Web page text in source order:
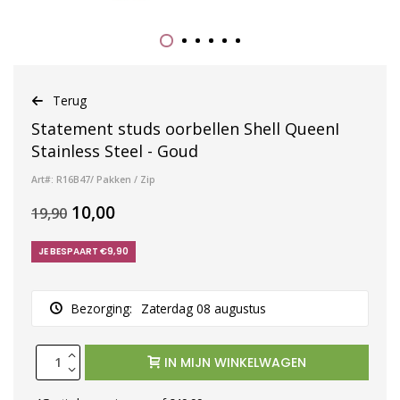
Terug
Statement studs oorbellen Shell QueenI
Stainless Steel - Goud
Art#: R16B47/ Pakken / Zip
19,90 10,00
JE BESPAART €9,90
Bezorging: Zaterdag 08 augustus
IN MIJN WINKELWAGEN